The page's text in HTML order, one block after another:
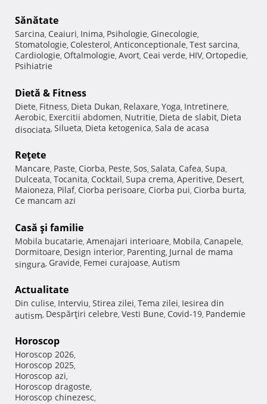
Sănătate
Sarcina, Ceaiuri, Inima, Psihologie, Ginecologie,
Stomatologie, Colesterol, Anticonceptionale, Test sarcina,
Cardiologie, Oftalmologie, Avort, Ceai verde, HIV, Ortopedie,
Psihiatrie
Dietă & Fitness
Diete, Fitness, Dieta Dukan, Relaxare, Yoga, Intretinere,
Aerobic, Exercitii abdomen, Nutritie, Dieta de slabit, Dieta
disociata, Silueta, Dieta ketogenica, Sala de acasa
Reţete
Mancare, Paste, Ciorba, Peste, Sos, Salata, Cafea, Supa,
Dulceata, Tocanita, Cocktail, Supa crema, Aperitive, Desert,
Maioneza, Pilaf, Ciorba perisoare, Ciorba pui, Ciorba burta,
Ce mancam azi
Casă şi familie
Mobila bucatarie, Amenajari interioare, Mobila, Canapele,
Dormitoare, Design interior, Parenting, Jurnal de mama
singura, Gravide, Femei curajoase, Autism
Actualitate
Din culise, Interviu, Stirea zilei, Tema zilei, Iesirea din
autism, Despărţiri celebre, Vesti Bune, Covid-19, Pandemie
Horoscop
Horoscop 2026,
Horoscop 2025,
Horoscop azi,
Horoscop dragoste,
Horoscop chinezesc,